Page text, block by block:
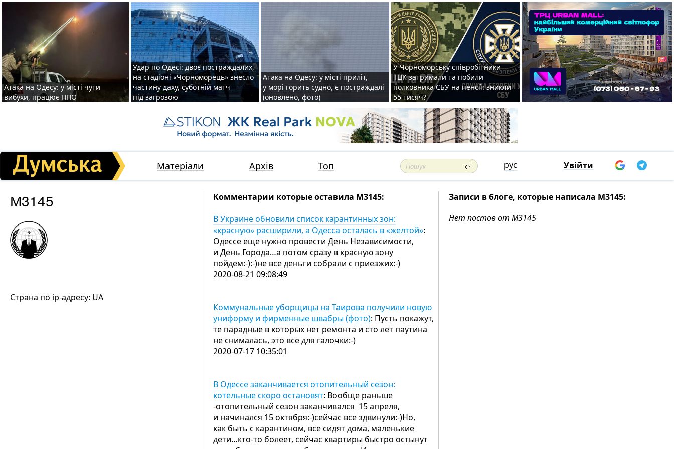
Атака на Одесу: у місті чути
вибухи, працює ППО
Удар по Одесі: двоє постраждалих,
на стадіоні «Чорноморець» знесло
частину даху, суботній матч
під загрозою
Атака на Одесу: у місті приліт,
у морі горить судно, є постраждалі
(оновлено, фото)
У Чорноморську співробітники
ТЦК затримали та побили
полковника СБУ на пенсії: зникли
55 тисяч?
Матеріали Архів Топ рус Увійти
М3145
Страна по ip-адресу: UA
Комментарии которые оставила М3145:
В Украине обновили список карантинных зон:
«красную» расширили, а Одесса осталась в «желтой»:
Одессе еще нужно провести День Независимости,
и День Города…а потом сразу в красную зону
пойдем:-):-)не все деньги собрали с приезжих:-)
2020-08-21 09:08:49
Коммунальные уборщицы на Таирова получили новую
униформу и фирменные швабры (фото): Пусть покажут,
те парадные в которых нет ремонта и сто лет паутина
не снималась, это все для галочки:-)
2020-07-17 10:35:01
В Одессе заканчивается отопительный сезон:
котельные скоро остановят: Вообще раньше
-отопительный сезон заканчивался 15 апреля,
и начинался 15 октября:-)сейчас все здвинули:-)Но,
как быть с карантином, все сидят дома, маленькие
дети…кто-то болеет, сейчас квартиры быстро остынут
Записи в блоге, которые написала М3145:
Нет постов от М3145